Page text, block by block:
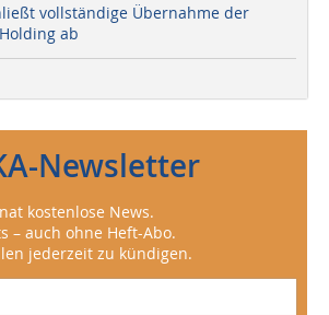
vollständige Übernahme der
ab
Newsletter
kostenlose News.
– auch ohne Heft-Abo.
jederzeit zu kündigen.